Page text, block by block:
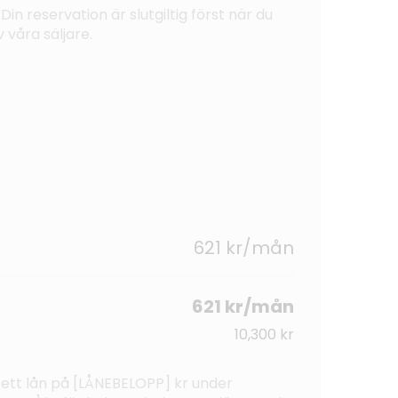
reservation är slutgiltig först när du
säljare.
621 kr/mån
621 kr/mån
10,300 kr
lån på [LÅNEBELOPP] kr under